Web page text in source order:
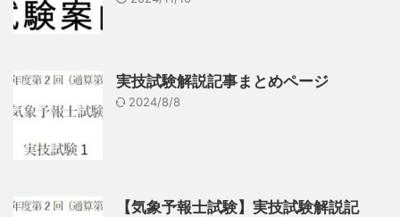
実技試験解説記事まとめページ
2024/8/8
【気象予報士試験】実技試験解説記